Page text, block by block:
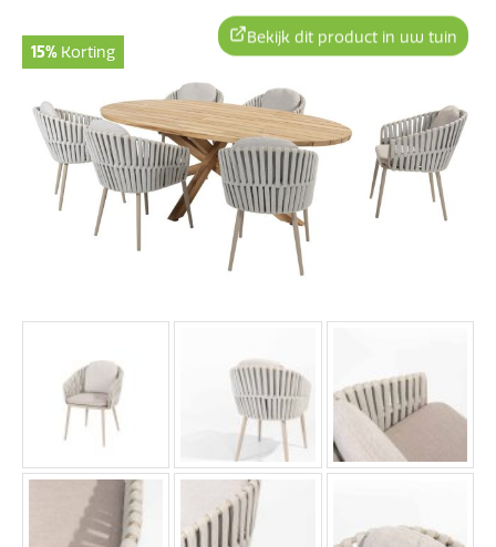
15% Korting
Bekijk dit product in uw tuin